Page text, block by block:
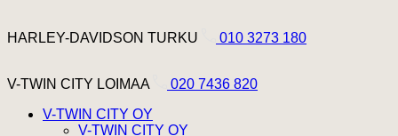
HARLEY-DAVIDSON TURKU
010 3273 180
V-TWIN CITY LOIMAA
020 7436 820
V-TWIN CITY OY
V-TWIN CITY OY